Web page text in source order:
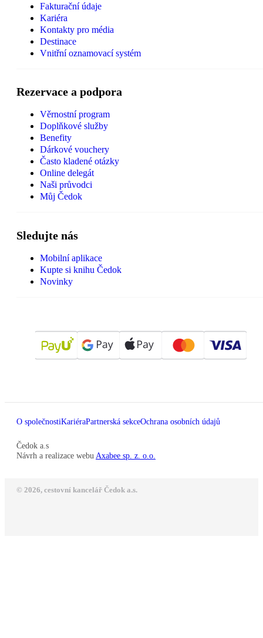
Fakturační údaje
Kariéra
Kontakty pro média
Destinace
Vnitřní oznamovací systém
Rezervace a podpora
Věrnostní program
Doplňkové služby
Benefity
Dárkové vouchery
Často kladené otázky
Online delegát
Naši průvodci
Můj Čedok
Sledujte nás
Mobilní aplikace
Kupte si knihu Čedok
Novinky
O společnostiKariéraPartnerská sekceOchrana osobních údajů
Čedok a.s
Návrh a realizace webu Axabee sp. z. o.o.
© 2026, cestovní kancelář Čedok a.s.